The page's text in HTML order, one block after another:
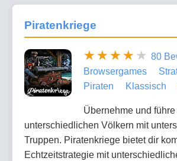
Piratenkriege
80
Browsergames
Piraten
Klassisch
Übernehme und
unterschiedlichen Völkern mit
Truppen. Piratenkriege bietet dir
Echtzeitstrategie mit